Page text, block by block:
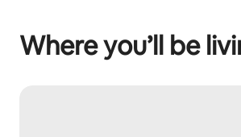
Where you’ll be